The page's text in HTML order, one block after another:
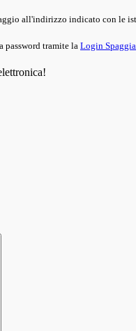
all'indirizzo indicato con le
password tramite la Login